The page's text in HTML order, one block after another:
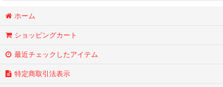
0 件のレビュー
ホーム
ショッピングカート
最近チェックしたアイテム
特定商取引法表示